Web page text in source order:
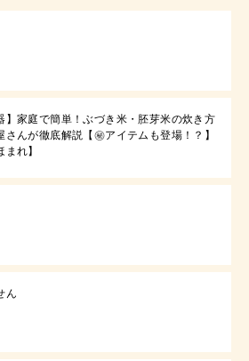
】家庭で簡単！ぶづき米・胚芽米の炊き方
さんが徹底解説【㊙アイテムも登場！？】
まれ】
ん